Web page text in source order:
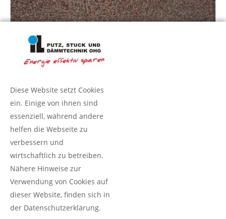
Anschrift
IL Putz, Stuck und Dämmtechnik OHG
Friedrich-Wilhelm-Str. 95
42655 Solingen
Kontakt
Fon 0212.23 566 144
Diese Website setzt Cookies
ein. Einige von ihnen sind
essenziell, während andere
helfen die Webseite zu
verbessern und
wirtschaftlich zu betreiben.
Nähere Hinweise zur
Verwendung von Cookies auf
dieser Website, finden sich in
der Datenschutzerklärung.